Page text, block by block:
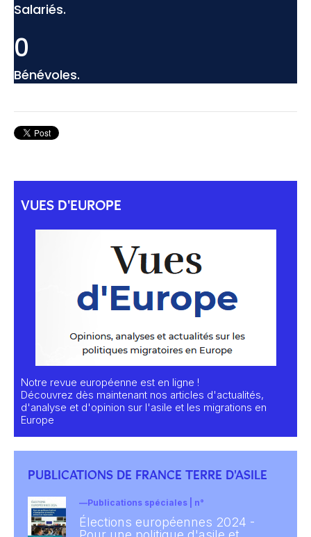
Salariés.
0
Bénévoles.
VUES D'EUROPE
Notre revue européenne est en ligne !
Découvrez dès maintenant nos articles d'actualités,
d'analyse et d'opinion sur l'asile et les migrations en
Europe
PUBLICATIONS DE FRANCE TERRE D'ASILE
Publications spéciales | n°
Élections européennes 2024 -